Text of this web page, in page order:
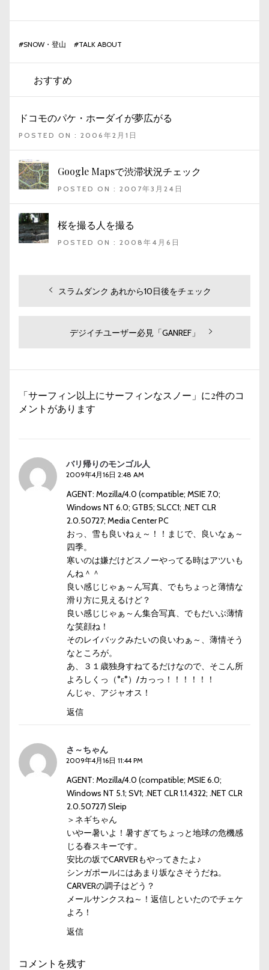
#SNOW・登山 #TALK ABOUT
おすすめ
ドコモのパケ・ホーダイが夢広がる
POSTED ON : 2006年2月1日
Google Mapsで渋滞状況チェック
POSTED ON : 2007年3月24日
桜を撮る人を撮る
POSTED ON : 2008年4月6日
シ
ョ
過
スラムダンク あれから10日後をチェック
次
稿:
デジイチユーザー必見「GANREF」
「サーフィン以上にサーフィンなスノー」に2件のコ
メントがあります
バリ帰りのモンゴル人
2009年4月16日 2:48 AM
AGENT: Mozilla/4.0 (compatible; MSIE 7.0;
Windows NT 6.0; GTB5; SLCC1; .NET CLR
2.0.50727; Media Center PC
おっ、雪も良いねぇ～！！まじで、良いなぁ～
四季。
寒いのは嫌だけどスノーやってる時はアツいも
んね＾＾
良い感じじゃぁ～ん写真、でもちょっと薄情な
滑り方に見えるけど？
良い感じじゃぁ～ん集合写真、でもだいぶ薄情
な笑顔ね！
そのレイバックみたいの良いわぁ～、薄情そう
なところが。
あ、３１歳独身すねてるだけなので、そこん所
よろしくっ（°ε°）/カっっ！！！！！！
んじゃ、アジャオス！
返信
さ～ちゃん
2009年4月16日 11:44 PM
AGENT: Mozilla/4.0 (compatible; MSIE 6.0;
Windows NT 5.1; SV1; .NET CLR 1.1.4322; .NET CLR
2.0.50727) Sleip
＞ネギちゃん
いやー暑いよ！暑すぎてちょっと地球の危機感
じる春スキーです。
安比の坂でCARVERもやってきたよ♪
シンガポールにはあまり坂なさそうだね。
CARVERの調子はどう？
メールサンクスね～！返信しといたのでチェケ
よろ！
返信
コメントを残す